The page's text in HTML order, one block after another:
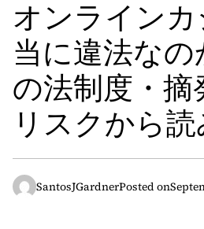
オンライン
当に違法なの
の法制度・摘
リスクから読
SantosJGardnerPosted on